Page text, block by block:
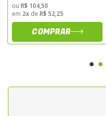
Volume: 1 litro
Tipo: Óleo semi-
Aplicação: Motores
Troca
ou R$ 104,50
em 2x de R$ 52,25
COMPRAR